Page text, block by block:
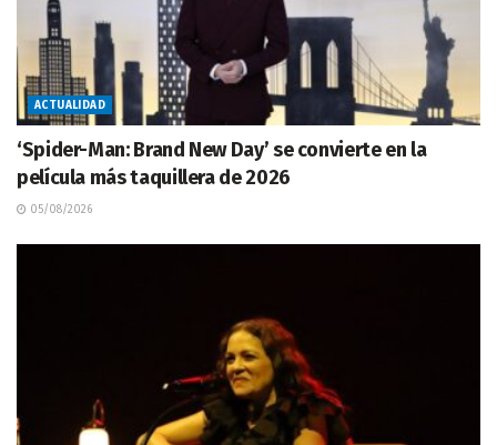
ACTUALIDAD
‘Spider-Man: Brand New Day’ se convierte en la
película más taquillera de 2026
05/08/2026